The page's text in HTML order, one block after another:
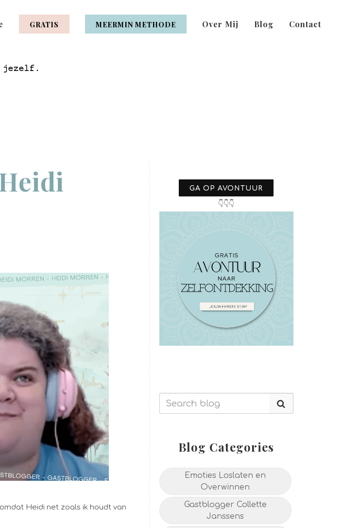
GRATIS MEERMIN METHODE Over Mij Blog Contact
jezelf.
Heidi net zoals ik houdt van
GA OP AVONTUUR
👇👇👇
Blog Categories
Emoties Loslaten en
Overwinnen
Gastblogger Collette
Janssens